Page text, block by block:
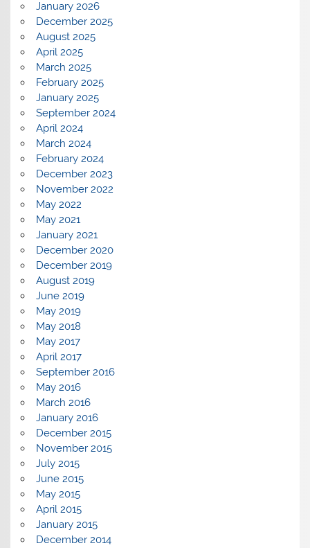
January 2026
December 2025
August 2025
April 2025
March 2025
February 2025
January 2025
September 2024
April 2024
March 2024
February 2024
December 2023
November 2022
May 2022
May 2021
January 2021
December 2020
December 2019
August 2019
June 2019
May 2019
May 2018
May 2017
April 2017
September 2016
May 2016
March 2016
January 2016
December 2015
November 2015
July 2015
June 2015
May 2015
April 2015
January 2015
December 2014